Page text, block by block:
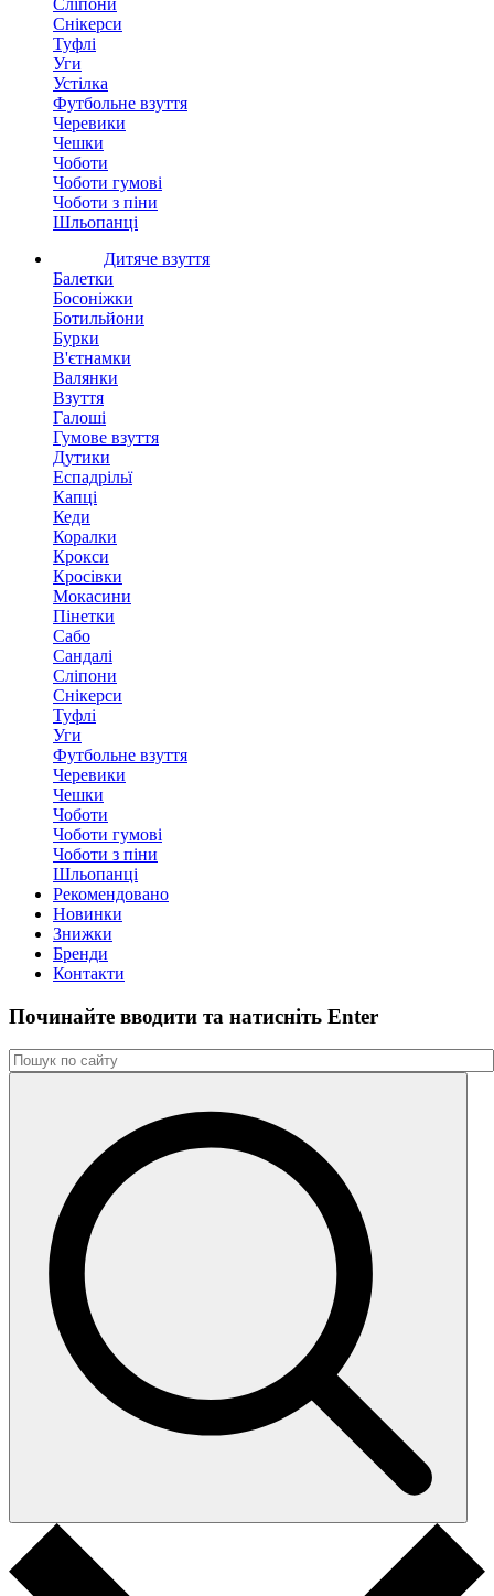
Сліпони
Снікерси
Туфлі
Уги
Устілка
Футбольне взуття
Черевики
Чешки
Чоботи
Чоботи гумові
Чоботи з піни
Шльопанці
Дитяче взуття
Балетки
Босоніжки
Ботильйони
Бурки
В'єтнамки
Валянки
Взуття
Галоші
Гумове взуття
Дутики
Еспадрільї
Капці
Кеди
Коралки
Крокси
Кросівки
Мокасини
Пінетки
Сабо
Сандалі
Сліпони
Снікерси
Туфлі
Уги
Футбольне взуття
Черевики
Чешки
Чоботи
Чоботи гумові
Чоботи з піни
Шльопанці
Рекомендовано
Новинки
Знижки
Бренди
Контакти
Починайте вводити та натиснiть Enter